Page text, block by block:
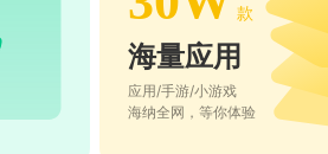
款
海量应用
应用/手游/小游戏
海纳全网，等你体验